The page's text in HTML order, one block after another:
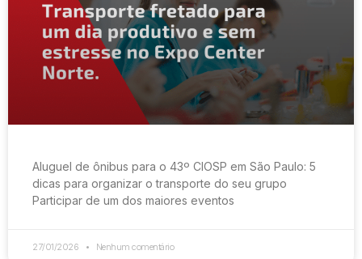
Aluguel de ônibus para o 43º CIOSP em São Paulo: 5
dicas para organizar o transporte do seu grupo
Participar de um dos maiores eventos
27/01/2026 Nenhum comentário